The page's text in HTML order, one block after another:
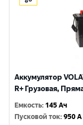
Аккумулятор
R+ Грузовая,
Емкость: 145 Ач
Пусковой ток:950 A